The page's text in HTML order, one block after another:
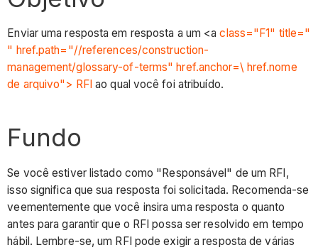
Enviar uma resposta em resposta a um <aclass="F1" title="
" href.path="//references/construction-
management/glossary-of-terms" href.anchor=\ href.nome
de arquivo"> RFI ao qual você foi atribuído.
Fundo
Se você estiver listado como "Responsável" de um RFI,
isso significa que sua resposta foi solicitada. Recomenda-se
veementemente que você insira uma resposta o quanto
antes para garantir que o RFI possa ser resolvido em tempo
hábil. Lembre-se, um RFI pode exigir a resposta de várias